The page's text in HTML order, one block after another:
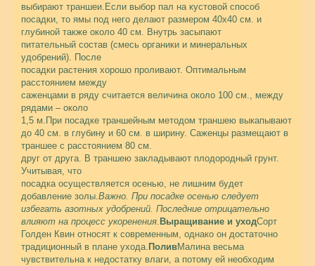
выбирают траншеи.Если выбор пал на кустовой способ
посадки, то ямы под него делают размером 40х40 см. и
глубиной также около 40 см. Внутрь засыпают
питательный состав (смесь органики и минеральных
удобрений). После
посадки растения хорошо проливают. Оптимальным
расстоянием между
саженцами в ряду считается величина около 100 см., между
рядами – около
1,5 м.При посадке траншейным методом траншею выкапывают
до 40 см. в глубину и 60 см. в ширину. Саженцы размещают в
траншее с расстоянием 80 см.
друг от друга. В траншею закладывают плодородный грунт.
Учитывая, что
посадка осуществляется осенью, не лишним будет
добавление золы.Важно. При посадке осенью следует
избегать азотных удобрений. Последние отрицательно
влияют на процесс укоренения. Выращивание и уходСорт
Голден Квин относят к современным, однако он достаточно
традиционный в плане ухода. ПоливМалина весьма
чувствительна к недостатку влаги, а потому ей необходим